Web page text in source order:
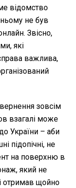
відомство
ньому не був
Звісно,
які
важлива,
зовсім
взагалі може
України – аби
підопічні, не
на поверхню в
який не
отримав щойно